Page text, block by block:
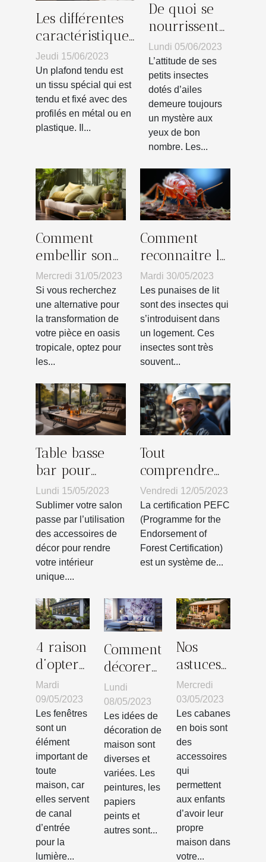
Les différentes
caractéristiques
d’un plafond
tendu
Jeudi 15/06/2023
Un plafond tendu est
un tissu spécial qui est
tendu et fixé avec des
profilés en métal ou en
plastique. Il...
De quoi se
nourrissent
les
moustiques ?
Lundi 05/06/2023
L’attitude de ses
petits insectes
dotés d’ailes
demeure toujours
un mystère aux
yeux de bon
nombre. Les...
Comment
embellir son
intérieur par
des
revêtements
de coussins à
design de
plante ?
Mercredi 31/05/2023
Si vous recherchez
une alternative pour
la transformation de
votre pièce en oasis
tropicale, optez pour
les...
Comment
reconnaitre la
présence des
punaises de lit
?
Mardi 30/05/2023
Les punaises de lit
sont des insectes qui
s’introduisent dans
un logement. Ces
insectes sont très
souvent...
Table basse
bar pour
votre salon :
Comment
faire le choix
d’un bon
modèle pour
séduire vos
Lundi 15/05/2023
Sublimer votre salon
passe par l’utilisation
des accessoires de
décor pour rendre
votre intérieur
unique....
Tout
comprendre
sur la
certification
PEFC
Vendredi 12/05/2023
La certification PEFC
(Programme for the
Endorsement of
Forest Certification)
est un système de...
4 raison
d’opter
pour les
fenêtres
en PVC
?
Mardi
09/05/2023
Les fenêtres
sont un
élément
important de
toute
maison, car
elles servent
de canal
d’entrée
pour la
lumière...
Comment
décorer
sa
maison
avec du
papier
peint ?
Lundi
08/05/2023
Les idées de
décoration de
maison sont
diverses et
variées. Les
peintures, les
papiers
peints et
autres sont...
Nos
astuces
pour
bien
choisir
votre
cabane
en bois
pour
vos
enfants
Mercredi
03/05/2023
Les cabanes
en bois sont
des
accessoires
qui
permettent
aux enfants
d’avoir leur
propre
maison dans
votre...